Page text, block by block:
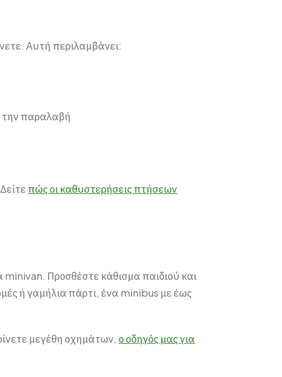
Αυτή περιλαμβάνει:
παραλαβή
πώς οι καθυστερήσεις πτήσεων
minivan. Προσθέστε κάθισμα παιδιού και
ή γαμήλια πάρτι, ένα minibus με έως
μεγέθη οχημάτων, ο οδηγός μας για